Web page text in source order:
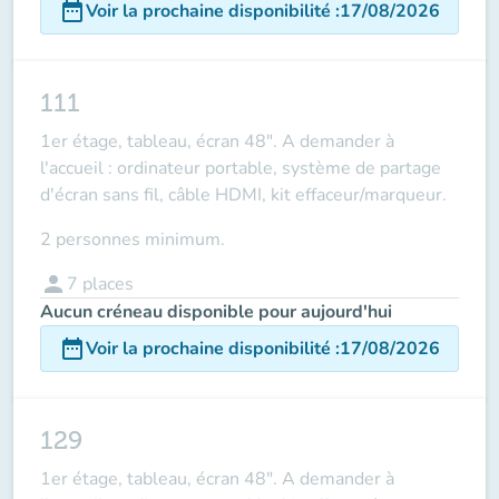
date_rangeVoir la prochaine disponibilité :17/08/2026
111
1er étage, tableau, écran 48". A demander à
l'accueil : ordinateur portable, système de partage
d'écran sans fil, câble HDMI, kit effaceur/marqueur.
2 personnes minimum.
person 7 places
Aucun créneau disponible pour aujourd'hui
date_rangeVoir la prochaine disponibilité :17/08/2026
129
1er étage, tableau, écran 48". A demander à